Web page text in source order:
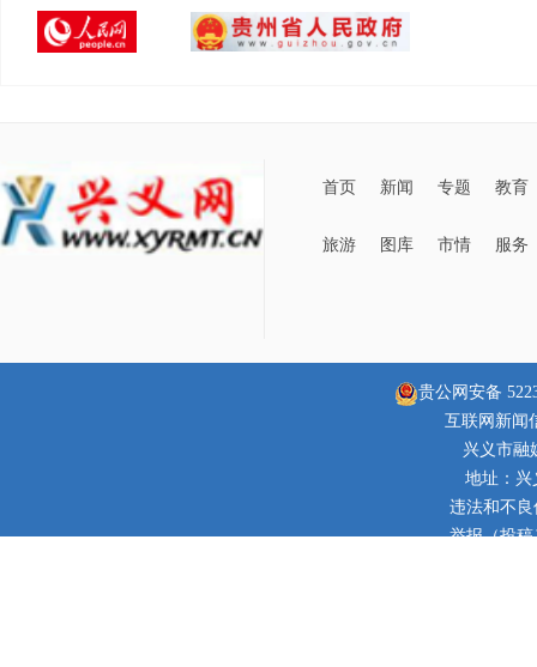
首页 新闻 专题 教育
旅游 图库 市情 服务
贵公网安备
互联网新闻
兴义市融
地址：兴
违法和不良
举报（投稿